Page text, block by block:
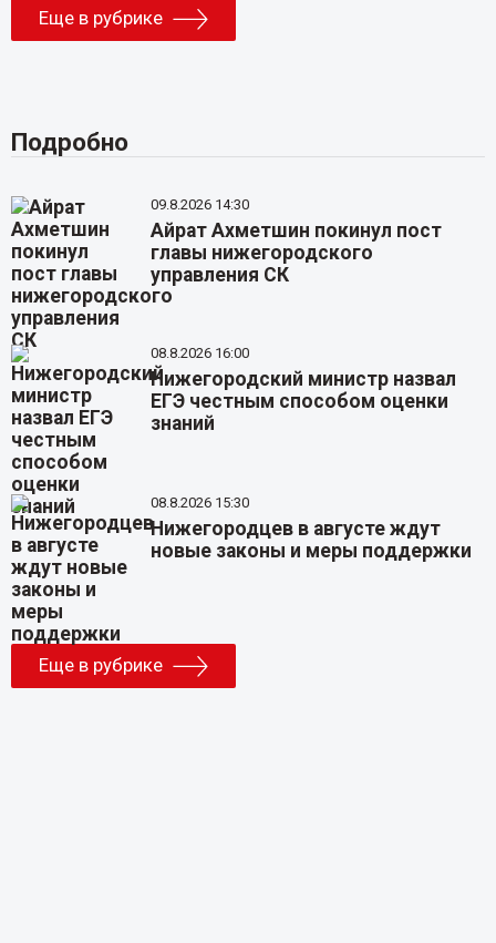
Еще в рубрике
Подробно
09.8.2026 14:30
Айрат Ахметшин покинул пост
главы нижегородского
управления СК
08.8.2026 16:00
Нижегородский министр назвал
ЕГЭ честным способом оценки
знаний
08.8.2026 15:30
Нижегородцев в августе ждут
новые законы и меры поддержки
Еще в рубрике